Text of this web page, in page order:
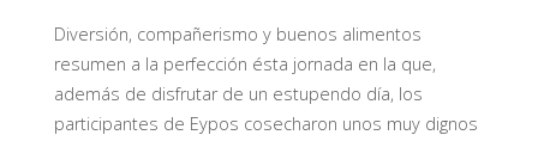
Diversión, compañerismo y buenos alimentos
resumen a la perfección ésta jornada en la que,
además de disfrutar de un estupendo día, los
participantes de Eypos cosecharon unos muy dignos